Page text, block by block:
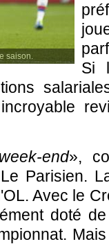
saison.
Si
end»,
Parisien.
. Avec le
doté